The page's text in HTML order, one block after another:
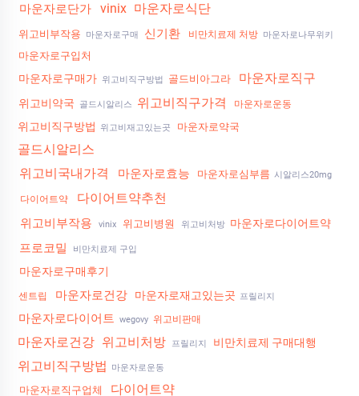
마운자로단가 vinix 마운자로식단
위고비부작용 마운자로구매 신기환 비만치료제 처방 마운자로나무위키
마운자로구입처
마운자로구매가 위고비직구방법 골드비아그라 마운자로직구
위고비약국 골드시알리스 위고비직구가격 마운자로운동
위고비직구방법 위고비재고있는곳 마운자로약국
골드시알리스
위고비국내가격
마운자로효능 마운자로심부름 시알리스20mg
다이어트약 다이어트약추천
위고비부작용 vinix 위고비병원 위고비처방 마운자로다이어트약
프로코밀 비만치료제 구입
마운자로구매후기
센트립 마운자로건강 마운자로재고있는곳 프릴리지
마운자로다이어트 wegovy 위고비판매
마운자로건강 위고비처방 프릴리지 비만치료제 구매대행
위고비직구방법 마운자로운동
마운자로직구업체 다이어트약